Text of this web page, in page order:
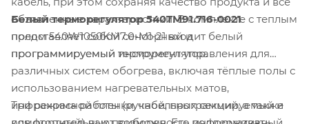
объявленные характеристики. В комплекте с теплым
полом 540W1050KM7.0-M1-21 входит белый
программируемый терморегулятор.
Белый терморегулятор 540TM91.716-0021
представляет собой сенсорный и
программируемый инструмент управления для
различных систем обогрева, включая тёплые полы с
использованием нагревательных матов,
инфракрасной пленки, кабельных секций, а также
Три режима работы (ручной, программируемый и